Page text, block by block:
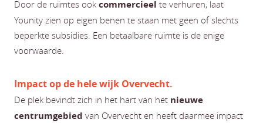
Door de ruimtes ook commercieel te verhuren, laat
Younity zien op eigen benen te staan met geen of slechts
beperkte subsidies. Een betaalbare ruimte is de enige
voorwaarde.
Impact op de hele wijk Overvecht.
De plek bevindt zich in het hart van het nieuwe
centrumgebied van Overvecht en heeft daarmee impact